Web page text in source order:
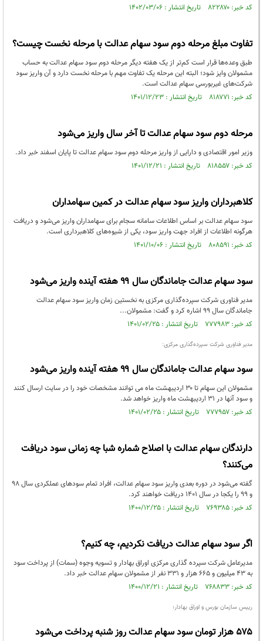
کد خبر: ۸۲۲۸۷۰ تاریخ انتشار : ۱۴۰۲/۰۳/۰۶
تفاوت مبلغ مرحله دوم سود سهام عدالت با مرحله نخست چیست؟
طبق وعده‌ها قرار است کم‌تر از یک هفته دیگر مرحله دوم سود سهام عدالت به حساب
مشمولان وایز شود؛ البته این مرحله یک تفاوت مهم با مرحله نخست دارد و آن واریز سود
شرکت‌های غیربورسی سهام عدالت است.
کد خبر: ۸۱۸۷۷۱ تاریخ انتشار : ۱۴۰۱/۱۲/۲۳
مرحله دوم سود سهام عدالت تا آخر سال واریز می‌شود
وزیر امور اقتصادی و دارایی از واریز مرحله دوم سود سهام عدالت تا پایان اسفند خبر داد.
کد خبر: ۸۱۸۵۵۷ تاریخ انتشار : ۱۴۰۱/۱۲/۲۱
کلاهبرداران واریز سود سهام عدالت در کمین سهامداران
سود سهام عدالت بر اساس اطلاعات سامانه سجام برای سهامداران واریز می‌شود و دریافت
هرگونه اطلاعات از افراد جهت واریز سود، یکی از شیوه‌های کلاهبرداری است.
کد خبر: ۸۰۸۵۹۱ تاریخ انتشار : ۱۴۰۱/۱۰/۰۶
سود سهام عدالت جاماندگان سال ۹۹ هفته آینده واریز می‌شود
مدیر فناوری شرکت سپرده‌گذاری مرکزی به نخستین زمان واریز سود سهام عدالت
جاماندگان سال 99 اشاره کرد و گفت: مشمولان...
کد خبر: ۷۷۷۹۸۳ تاریخ انتشار : ۱۴۰۱/۰۲/۲۵
مدیر فناوری شرکت سپرده‌گذاری مرکزی:
سود سهام عدالت جاماندگان سال ۹۹ هفته آینده واریز می‌شود
مشمولان این سهام تا ۳۰ اردیبهشت ماه می توانند مشخصات خود را در سایت ارسال کنند
و سود آنها در ۳۱ اردیبهشت ماه واریز خواهد شد.
کد خبر: ۷۷۷۹۵۷ تاریخ انتشار : ۱۴۰۱/۰۲/۲۵
دارندگان سهام عدالت با اصلاح شماره شبا چه زمانی سود دریافت
می‌کنند؟
گفته می‌شود در دوره بعدی واریز سود سهام عدالت، افراد تمام سود‌های عملکردی سال ۹۸
و ۹۹ را یکجا در سال ۱۴۰۱ دریافت خواهند کرد.
کد خبر: ۷۶۹۳۸۵ تاریخ انتشار : ۱۴۰۰/۱۲/۲۵
اگر سود سهام عدالت دریافت نکردیم، چه کنیم؟
مدیرعامل شرکت سپرده گذاری مرکزی اوراق بهادار و تسویه وجوه (سمات) از پرداخت سود
به ۴۳ میلیون و ۶۶۵ هزار و ۳۳۱ نفر از مشمولان سهام عدالت خبر داد.
کد خبر: ۷۶۸۸۳۳ تاریخ انتشار : ۱۴۰۰/۱۲/۲۱
رییس سازمان بورس و اوراق بهادار؛
۵۷۵ هزار تومان سود سهام عدالت روز شنبه پرداخت می‌شود